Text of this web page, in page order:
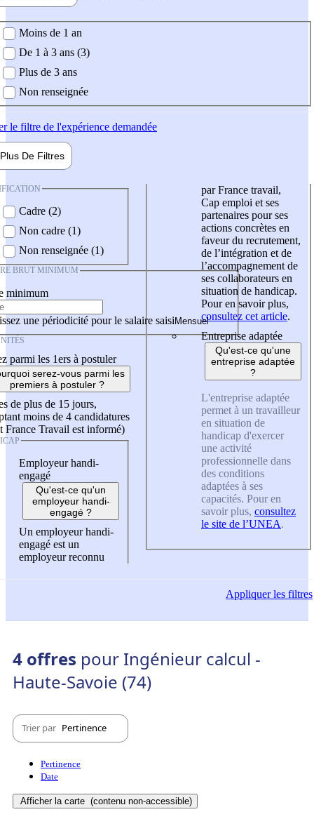
demandée
Moins de 1 an
De 1 à 3 ans (3)
Plus de 3 ans
Non renseignée
le filtre de l'expérience demandée
Plus De Filtres
Cadre (2)
Non cadre (1)
Non renseignée (1)
BRUT MINIMUM
minimum
une périodicité pour le salaire saisi
parmi les 1ers à postuler
serez-vous parmi les
premiers à postuler ?
de plus de 15 jours,
moins de 4 candidatures
France Travail est informé)
Employeur handi-
engagé
Qu'est-ce qu'un
employeur handi-
engagé ?
Un employeur handi-
engagé est un
employeur reconnu
par France travail,
Cap emploi et ses
partenaires pour ses
actions concrètes en
faveur du recrutement,
de l’intégration et de
l’accompagnement de
ses collaborateurs en
situation de handicap.
Pour en savoir plus,
consultez cet article.
Entreprise adaptée
Qu'est-ce qu'une
entreprise adaptée
?
L'entreprise adaptée
permet à un travailleur
en situation de
handicap d'exercer
une activité
professionnelle dans
des conditions
adaptées à ses
capacités. Pour en
savoir plus, consultez
le site de l’UNEA.
Appliquerles filtres
4 offres pour Ingénieur calcul -
Haute-Savoie (74)
Trier par Pertinence
Pertinence
Date
Afficher la carte (contenu non-accessible)